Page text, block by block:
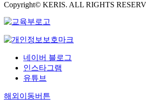
Copyright© KERIS. ALL RIGHTS
네이버 블로그
인스타그램
유튜브
해외이동버튼